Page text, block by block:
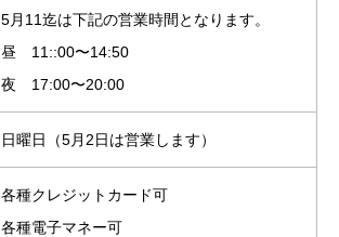
5月11迄は下記の営業時間となります。
昼 11::00〜14:50
夜 17:00〜20:00
日曜日（5月2日は営業します）
各種クレジットカード可
各種電子マネー可